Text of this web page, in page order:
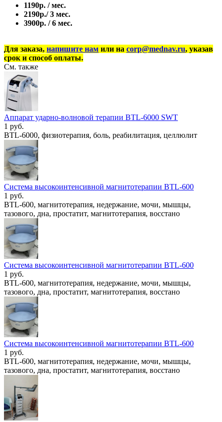
1190р. / мес.
2190р./ 3 мес.
3900р. / 6 мес.
Для заказа, напишите нам или на corp@mednav.ru, указав
срок и способ оплаты.
См. также
Аппарат ударно-волновой терапии BTL-6000 SWT
1 руб.
BTL-6000, физиотерапия, боль, реабилитация, целлюлит
Система высокоинтенсивной магнитотерапии BTL-600
1 руб.
BTL-600, магнитотерапия, недержание, мочи, мышцы,
тазового, дна, простатит, магнитотерапия, восстано
Система высокоинтенсивной магнитотерапии BTL-600
1 руб.
BTL-600, магнитотерапия, недержание, мочи, мышцы,
тазового, дна, простатит, магнитотерапия, восстано
Система высокоинтенсивной магнитотерапии BTL-600
1 руб.
BTL-600, магнитотерапия, недержание, мочи, мышцы,
тазового, дна, простатит, магнитотерапия, восстано